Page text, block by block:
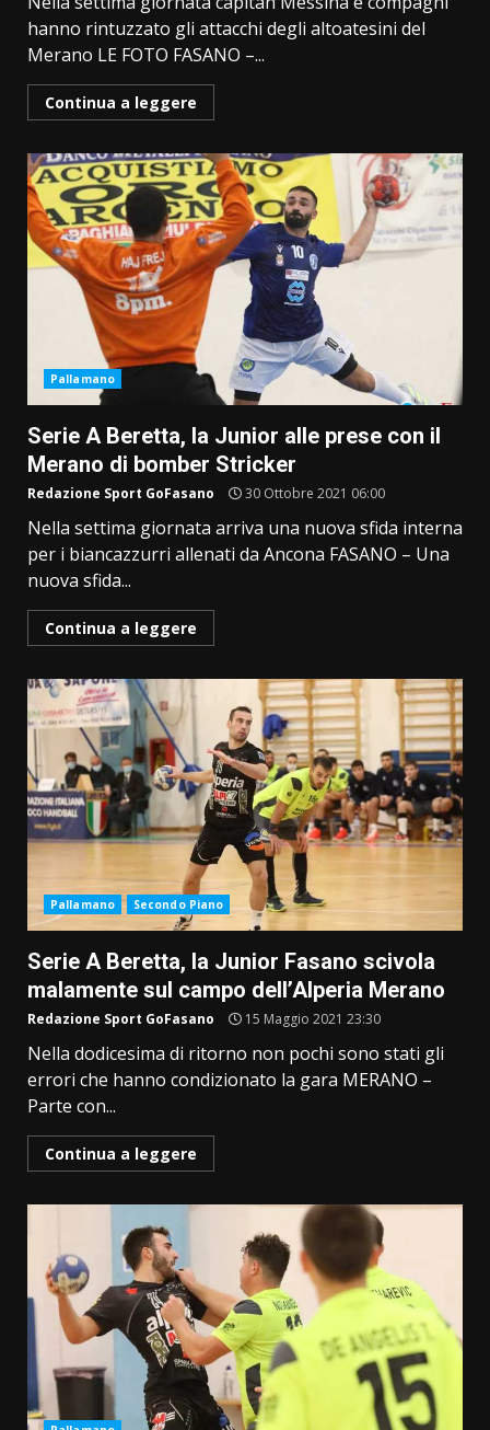
hanno rintuzzato gli attacchi degli altoatesini del
Merano LE FOTO FASANO –...
Continua a leggere
Pallamano
Serie A Beretta, la Junior alle prese con il
Merano di bomber Stricker
Redazione Sport GoFasano 30 Ottobre 2021 06:00
Nella settima giornata arriva una nuova sfida interna
per i biancazzurri allenati da Ancona FASANO – Una
nuova sfida...
Continua a leggere
Pallamano Secondo Piano
Serie A Beretta, la Junior Fasano scivola
malamente sul campo dell’Alperia Merano
Redazione Sport GoFasano 15 Maggio 2021 23:30
Nella dodicesima di ritorno non pochi sono stati gli
errori che hanno condizionato la gara MERANO –
Parte con...
Continua a leggere